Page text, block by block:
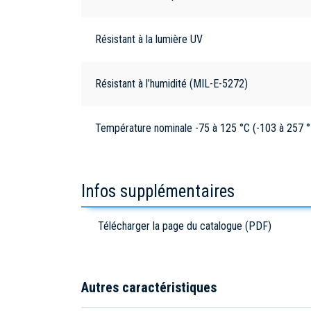
Résistant à la lumière UV
Résistant à l’humidité (MIL-E-5272)
Température nominale -75 à 125 °C (-103 à 257
Infos supplémentaires
Télécharger la page du catalogue (PDF)
Autres caractéristiques